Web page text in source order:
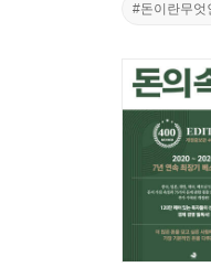
#돈이란무엇